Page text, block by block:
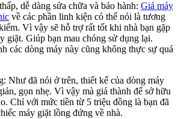
dễ dàng sửa chữa và bảo hành: Giá máy
về các phần linh kiện có thể nói là tương
Vì vậy sẽ hỗ trợ rất tốt khi nhà bạn gặp
giặt. Giúp bạn mau chóng sử dụng lại.
các dòng máy này cũng không thực sự quá
Như đã nói ở trên, thiết kế của dòng máy
gọn nhẹ. Vì vậy mà giá thành để sở hữu
Chỉ với mức tiền từ 5 triệu đồng là bạn đã
máy giặt lồng đứng về nhà.